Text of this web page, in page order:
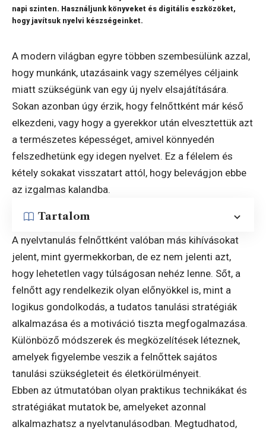
napi szinten. Használjunk könyveket és digitális eszközöket,
hogy javítsuk nyelvi készségeinket.
A modern világban egyre többen szembesülünk azzal,
hogy munkánk, utazásaink vagy személyes céljaink
miatt szükségünk van egy új nyelv elsajátítására.
Sokan azonban úgy érzik, hogy felnőttként már késő
elkezdeni, vagy hogy a gyerekkor után elvesztettük azt
a természetes képességet, amivel könnyedén
felszedhetünk egy idegen nyelvet. Ez a félelem és
kétely sokakat visszatart attól, hogy belevágjon ebbe
az izgalmas kalandba.
Tartalom
A nyelvtanulás felnőttként valóban más kihívásokat
jelent, mint gyermekkorban, de ez nem jelenti azt,
hogy lehetetlen vagy túlságosan nehéz lenne. Sőt, a
felnőtt agy rendelkezik olyan előnyökkel is, mint a
logikus gondolkodás, a tudatos tanulási stratégiák
alkalmazása és a motiváció tiszta megfogalmazása.
Különböző módszerek és megközelítések léteznek,
amelyek figyelembe veszik a felnőttek sajátos
tanulási szükségleteit és életkörülményeit.
Ebben az útmutatóban olyan praktikus technikákat és
stratégiákat mutatok be, amelyeket azonnal
alkalmazhatsz a nyelvtanulásodban. Megtudhatod,